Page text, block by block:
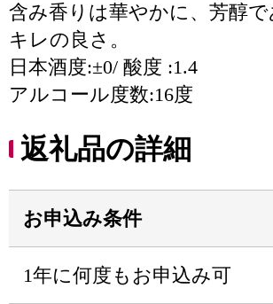
含み香りは華やかに、芳醇
キレの良さ。
日本酒度:±0/ 酸度 :1.4
アルコール度数:16度
返礼品の詳細
お申込み条件
1年に何度もお申込み可